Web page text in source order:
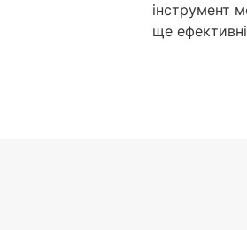
інструмент
ще